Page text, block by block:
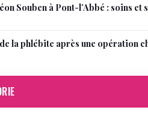
Souben à Pont-l’Abbé : soins et
la phlébite après une opération